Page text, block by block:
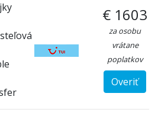
€ 1603
za osobu
vrátane
poplatkov
Overiť